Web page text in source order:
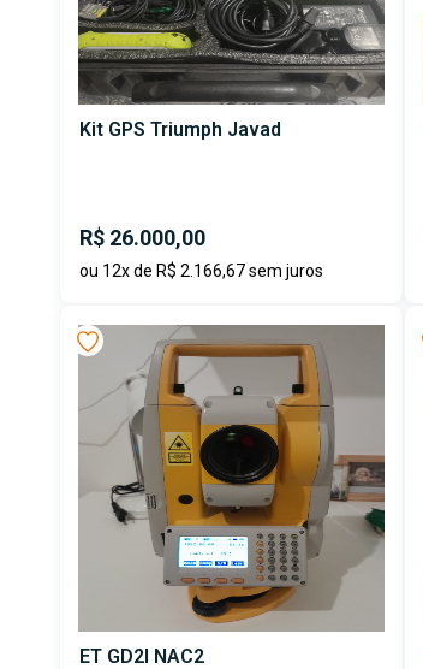
Kit GPS Triumph Javad
R$ 26.000,00
ou 12x de R$ 2.166,67 sem juros
ET GD2I NAC2